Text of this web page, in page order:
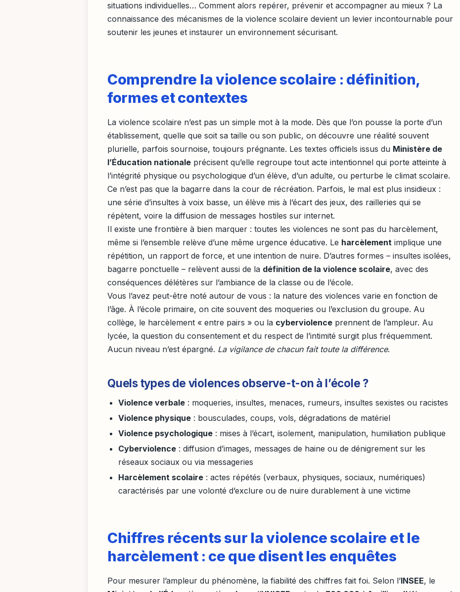
situations individuelles… Comment alors repérer, prévenir et accompagner au mieux ? La
connaissance des mécanismes de la violence scolaire devient un levier incontournable pour
soutenir les jeunes et instaurer un environnement sécurisant.
Comprendre la violence scolaire : définition,
formes et contextes
La violence scolaire n’est pas un simple mot à la mode. Dès que l’on pousse la porte d’un
établissement, quelle que soit sa taille ou son public, on découvre une réalité souvent
plurielle, parfois sournoise, toujours prégnante. Les textes officiels issus du Ministère de
l’Éducation nationale précisent qu’elle regroupe tout acte intentionnel qui porte atteinte à
l’intégrité physique ou psychologique d’un élève, d’un adulte, ou perturbe le climat scolaire.
Ce n’est pas que la bagarre dans la cour de récréation. Parfois, le mal est plus insidieux :
une série d’insultes à voix basse, un élève mis à l’écart des jeux, des railleries qui se
répètent, voire la diffusion de messages hostiles sur internet.
Il existe une frontière à bien marquer : toutes les violences ne sont pas du harcèlement,
même si l’ensemble relève d’une même urgence éducative. Le harcèlement implique une
répétition, un rapport de force, et une intention de nuire. D’autres formes – insultes isolées,
bagarre ponctuelle – relèvent aussi de la définition de la violence scolaire, avec des
conséquences délétères sur l’ambiance de la classe ou de l’école.
Vous l’avez peut-être noté autour de vous : la nature des violences varie en fonction de
l’âge. À l’école primaire, on cite souvent des moqueries ou l’exclusion du groupe. Au
collège, le harcèlement « entre pairs » ou la cyberviolence prennent de l’ampleur. Au
lycée, la question du consentement et du respect de l’intimité surgit plus fréquemment.
Aucun niveau n’est épargné. La vigilance de chacun fait toute la différence.
Quels types de violences observe-t-on à l’école ?
Violence verbale : moqueries, insultes, menaces, rumeurs, insultes sexistes ou racistes
Violence physique : bousculades, coups, vols, dégradations de matériel
Violence psychologique : mises à l’écart, isolement, manipulation, humiliation publique
Cyberviolence : diffusion d’images, messages de haine ou de dénigrement sur les
réseaux sociaux ou via messageries
Harcèlement scolaire : actes répétés (verbaux, physiques, sociaux, numériques)
caractérisés par une volonté d’exclure ou de nuire durablement à une victime
Chiffres récents sur la violence scolaire et le
harcèlement : ce que disent les enquêtes
Pour mesurer l’ampleur du phénomène, la fiabilité des chiffres fait foi. Selon l’INSEE, le